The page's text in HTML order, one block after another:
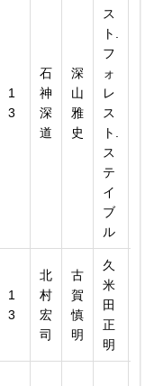
1
3
石
神
深
道
深
山
雅
史
ス
ト.
フ
ォ
レ
ス
ト.
ス
テ
イ
ブ
ル
1
3
北
村
宏
司
古
賀
慎
明
久
米
田
正
明